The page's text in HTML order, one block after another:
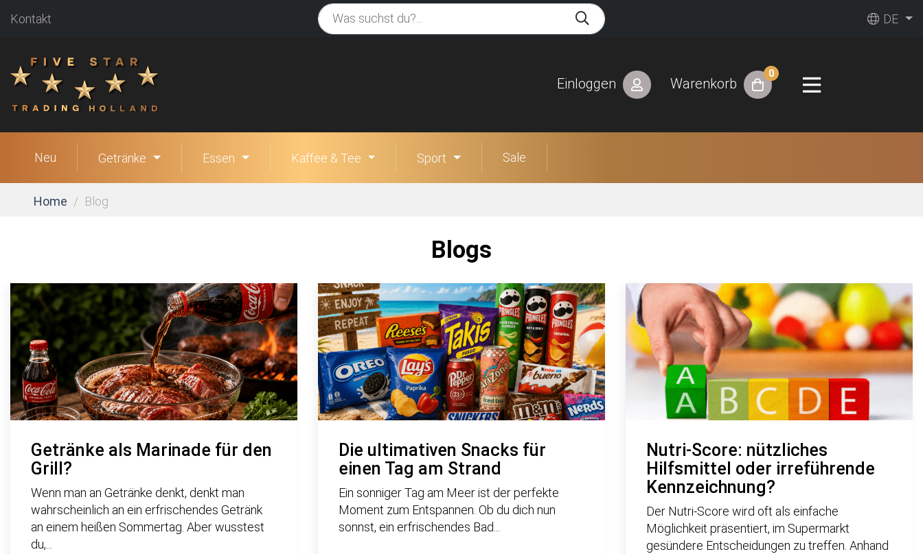
Kontakt DE
Einloggen Warenkorb
0
Neu Getränke Essen Kaffee & Tee Sport Sale
Home Blog
Blogs
Getränke als Marinade für den
Grill?
Wenn man an Getränke denkt, denkt man
wahrscheinlich an ein erfrischendes Getränk
an einem heißen Sommertag. Aber wusstest
du,...
Die ultimativen Snacks für
einen Tag am Strand
Ein sonniger Tag am Meer ist der perfekte
Moment zum Entspannen. Ob du dich nun
sonnst, ein erfrischendes Bad...
Nutri-Score: nützliches
Hilfsmittel oder irreführende
Kennzeichnung?
Der Nutri-Score wird oft als einfache
Möglichkeit präsentiert, im Supermarkt
gesündere Entscheidungen zu treffen. Anhand